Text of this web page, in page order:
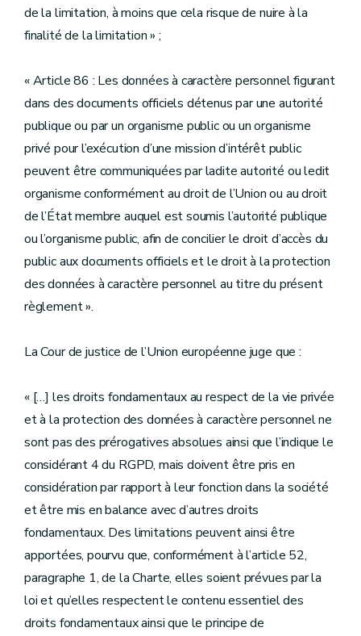
de la limitation, à moins que cela risque de nuire à la
finalité de la limitation » ;
« Article 86 : Les données à caractère personnel figurant
dans des documents officiels détenus par une autorité
publique ou par un organisme public ou un organisme
privé pour l’exécution d’une mission d’intérêt public
peuvent être communiquées par ladite autorité ou ledit
organisme conformément au droit de l’Union ou au droit
de l’État membre auquel est soumis l’autorité publique
ou l’organisme public, afin de concilier le droit d’accès du
public aux documents officiels et le droit à la protection
des données à caractère personnel au titre du présent
règlement ».
La Cour de justice de l’Union européenne juge que :
« […] les droits fondamentaux au respect de la vie privée
et à la protection des données à caractère personnel ne
sont pas des prérogatives absolues ainsi que l’indique le
considérant 4 du RGPD, mais doivent être pris en
considération par rapport à leur fonction dans la société
et être mis en balance avec d’autres droits
fondamentaux. Des limitations peuvent ainsi être
apportées, pourvu que, conformément à l’article 52,
paragraphe 1, de la Charte, elles soient prévues par la
loi et qu’elles respectent le contenu essentiel des
droits fondamentaux ainsi que le principe de